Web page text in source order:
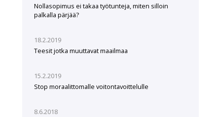
Nollasopimus ei takaa työtunteja, miten silloin
palkalla pärjää?
18.2.2019
Teesit jotka muuttavat maailmaa
15.2.2019
Stop moraalittomalle voitontavoittelulle
8.6.2018